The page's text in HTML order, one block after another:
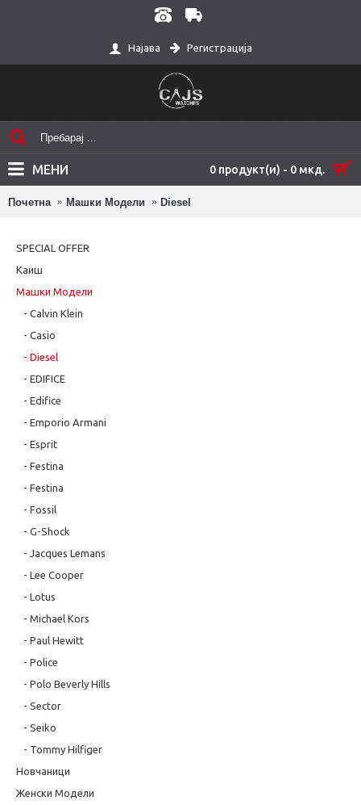
Најава Регистрација
0 продукт(и) - 0 мкд.
МЕНИ
Почетна Машки Модели Diesel
SPECIAL OFFER
Каиш
Машки Модели
- Calvin Klein
- Casio
- Diesel
- EDIFICE
- Edifice
- Emporio Armani
- Esprit
- Festina
- Festina
- Fossil
- G-Shock
- Jacques Lemans
- Lee Cooper
- Lotus
- Michael Kors
- Paul Hewitt
- Police
- Polo Beverly Hills
- Sector
- Seiko
- Tommy Hilfiger
Новчаници
Женски Модели